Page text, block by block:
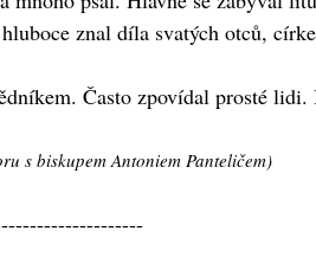
znal díla svatých otců,
Často zpovídal prosté
s biskupem Antoniem Panteličem)